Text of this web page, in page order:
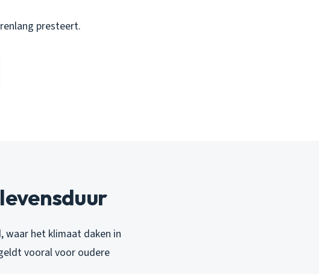
presteert.
waar het klimaat daken in
vooral voor oudere